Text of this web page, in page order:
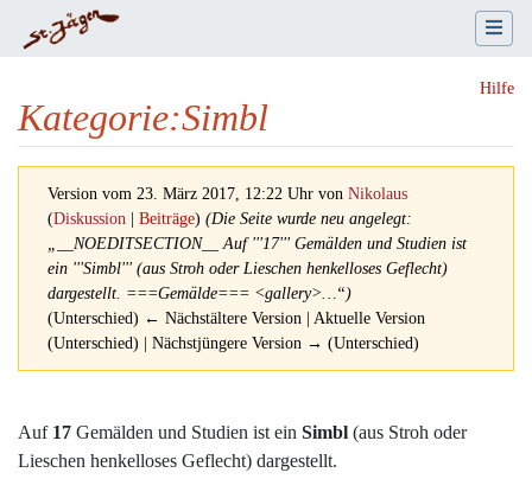
Hilfe
Kategorie:Simbl
Version vom 23. März 2017, 12:22 Uhr von Nikolaus
(Diskussion Beiträge) (Die Seite wurde neu angelegt:
„__NOEDITSECTION__ Auf '''17''' Gemälden und Studien ist
ein '''Simbl''' (aus Stroh oder Lieschen henkelloses Geflecht)
dargestellt. ===Gemälde=== <gallery>…“)
(Unterschied) ← Nächstältere Version | Aktuelle Version
(Unterschied) | Nächstjüngere Version → (Unterschied)
Auf 17 Gemälden und Studien ist ein Simbl (aus Stroh oder
Lieschen henkelloses Geflecht) dargestellt.